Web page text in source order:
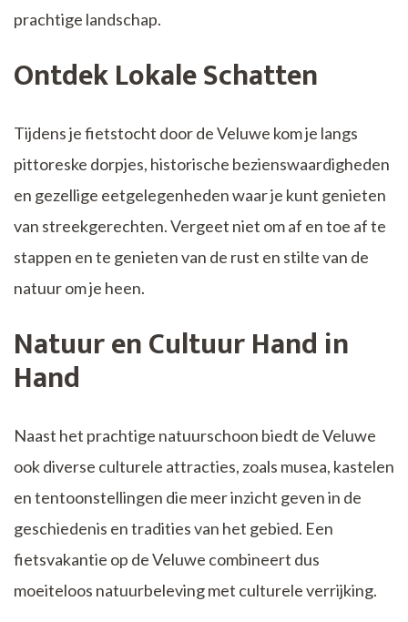
prachtige landschap.
Ontdek Lokale Schatten
Tijdens je fietstocht door de Veluwe kom je langs
pittoreske dorpjes, historische bezienswaardigheden
en gezellige eetgelegenheden waar je kunt genieten
van streekgerechten. Vergeet niet om af en toe af te
stappen en te genieten van de rust en stilte van de
natuur om je heen.
Natuur en Cultuur Hand in
Hand
Naast het prachtige natuurschoon biedt de Veluwe
ook diverse culturele attracties, zoals musea, kastelen
en tentoonstellingen die meer inzicht geven in de
geschiedenis en tradities van het gebied. Een
fietsvakantie op de Veluwe combineert dus
moeiteloos natuurbeleving met culturele verrijking.